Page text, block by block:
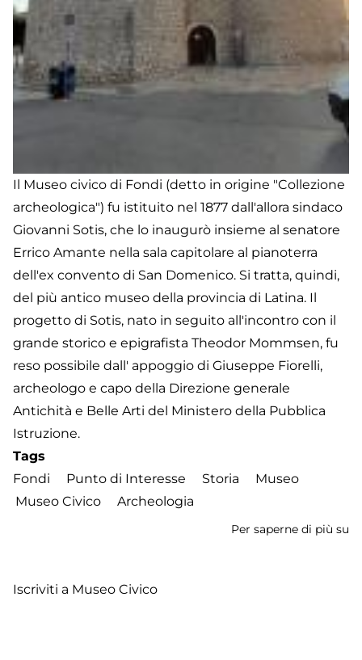
Il Museo civico di Fondi (detto in origine "Collezione
archeologica") fu istituito nel 1877 dall'allora sindaco
Giovanni Sotis, che lo inaugurò insieme al senatore
Errico Amante nella sala capitolare al pianoterra
dell'ex convento di San Domenico. Si tratta, quindi,
del più antico museo della provincia di Latina. Il
progetto di Sotis, nato in seguito all'incontro con il
grande storico e epigrafista Theodor Mommsen, fu
reso possibile dall' appoggio di Giuseppe Fiorelli,
archeologo e capo della Direzione generale
Antichità e Belle Arti del Ministero della Pubblica
Istruzione.
Tags
Fondi
Punto di Interesse Storia
Museo
Museo Civico
Archeologia
Per saperne di più su
Iscriviti a Museo Civico